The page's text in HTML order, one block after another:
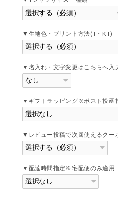
▼生地色・プリント方法(T・KT)
▼名入れ・文字変更はこちらへ入
▼ギフトラッピング※ポスト投函
▼レビュー投稿で次回使えるクー
▼配達時間指定※宅配便のみ適用